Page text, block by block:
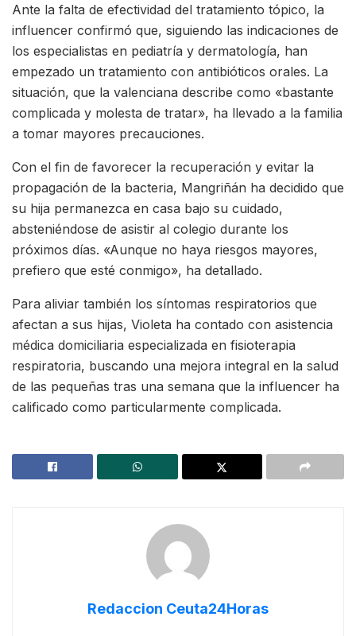
Ante la falta de efectividad del tratamiento tópico, la
influencer confirmó que, siguiendo las indicaciones de
los especialistas en pediatría y dermatología, han
empezado un tratamiento con antibióticos orales. La
situación, que la valenciana describe como «bastante
complicada y molesta de tratar», ha llevado a la familia
a tomar mayores precauciones.
Con el fin de favorecer la recuperación y evitar la
propagación de la bacteria, Mangriñán ha decidido que
su hija permanezca en casa bajo su cuidado,
absteniéndose de asistir al colegio durante los
próximos días. «Aunque no haya riesgos mayores,
prefiero que esté conmigo», ha detallado.
Para aliviar también los síntomas respiratorios que
afectan a sus hijas, Violeta ha contado con asistencia
médica domiciliaria especializada en fisioterapia
respiratoria, buscando una mejora integral en la salud
de las pequeñas tras una semana que la influencer ha
calificado como particularmente complicada.
Redaccion Ceuta24Horas